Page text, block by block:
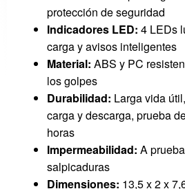
protección de seguridad
Indicadores LED: 4 LEDs
carga y avisos inteligentes
Material: ABS y PC
los golpes
Durabilidad: Larga vida
carga y descarga, prueba
horas
Impermeabilidad: A
salpicaduras
Dimensiones: 13,5 x 2 x